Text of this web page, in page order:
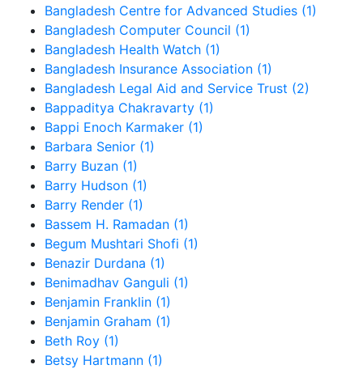
Bangladesh Centre for Advanced Studies (1)
Bangladesh Computer Council (1)
Bangladesh Health Watch (1)
Bangladesh Insurance Association (1)
Bangladesh Legal Aid and Service Trust (2)
Bappaditya Chakravarty (1)
Bappi Enoch Karmaker (1)
Barbara Senior (1)
Barry Buzan (1)
Barry Hudson (1)
Barry Render (1)
Bassem H. Ramadan (1)
Begum Mushtari Shofi (1)
Benazir Durdana (1)
Benimadhav Ganguli (1)
Benjamin Franklin (1)
Benjamin Graham (1)
Beth Roy (1)
Betsy Hartmann (1)